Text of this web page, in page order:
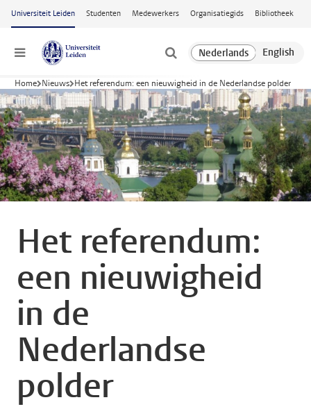
Ga naar hoofdinhoud
Universiteit Leiden Studenten Medewerkers Organisatiegids Bibliotheek
Menu
Home Nieuws Het referendum: een nieuwigheid in de Nederlandse polder
Het referendum:
een nieuwigheid
in de
Nederlandse
polder